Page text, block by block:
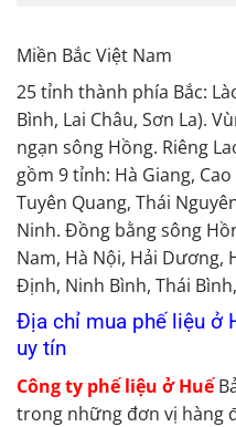
Miền Bắc Việt Nam
25 tỉnh thành phía Bắc:
Bình, Lai Châu, Sơn La).
ngạn sông Hồng. Riêng
gồm 9 tỉnh: Hà Giang,
Tuyên Quang, Thái
Ninh. Đồng bằng sông
Nam, Hà Nội, Hải Dương,
Định, Ninh Bình, Thái
Địa chỉ mua phế liệu ở
uy tín
Công ty phế liệu ở Huế
trong những đơn vị hàng